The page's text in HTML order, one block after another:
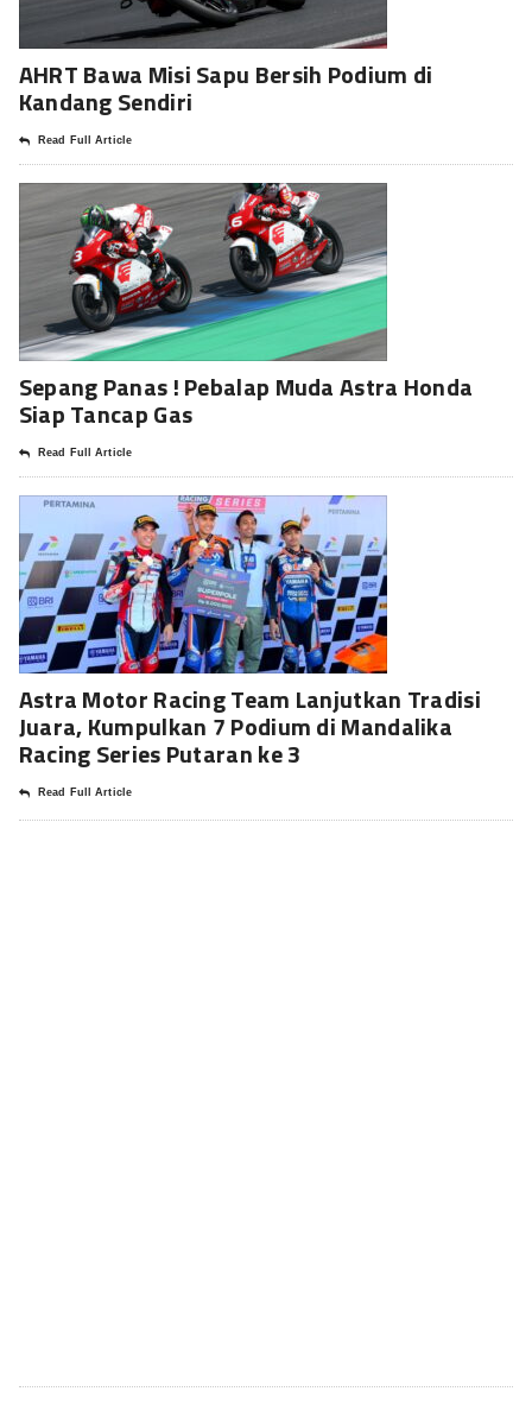
AHRT Bawa Misi Sapu Bersih Podium di
Kandang Sendiri
Read Full Article
Sepang Panas ! Pebalap Muda Astra Honda
Siap Tancap Gas
Read Full Article
Astra Motor Racing Team Lanjutkan Tradisi
Juara, Kumpulkan 7 Podium di Mandalika
Racing Series Putaran ke 3
Read Full Article